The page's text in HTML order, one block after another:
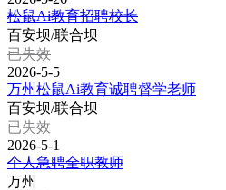
松鼠Ai教育招聘校长
百安坝/联合坝
已失效
2026-5-5
万州松鼠Ai教育诚聘督学老师
百安坝/联合坝
已失效
2026-5-1
个人急聘全职教师
万州